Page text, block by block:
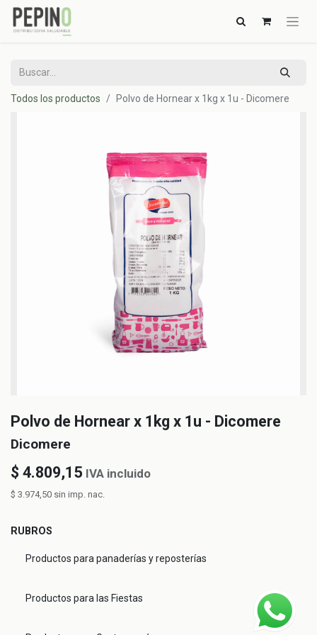
Todos los productos Polvo de Hornear x 1kg x 1u - Dicomere
Polvo de Hornear x 1kg x 1u - Dicomere
Dicomere
$ 4.809,15 IVA incluido
$ 3.974,50 sin imp. nac.
RUBROS
Productos para panaderías y reposterías
Productos para las Fiestas